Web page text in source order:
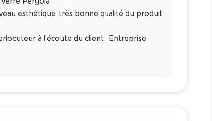
esthétique, très bonne qualité du produit
à l'écoute du client . Entreprise